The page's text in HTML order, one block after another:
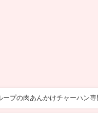
ープの肉あんかけチャーハン